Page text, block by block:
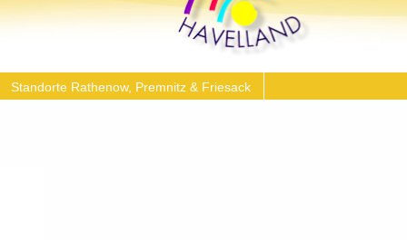
Standorte Rathenow, Premnitz & Friesack